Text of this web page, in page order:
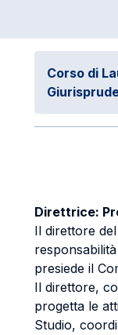
Corso di
Direttrice:
Il direttore
presiede il
Il direttore,
progetta le
Studio,